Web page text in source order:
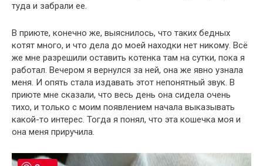
туда и забрали ее.
В приюте, конечно же, выяснилось, что таких бедных
котят много, и что дела до моей находки нет никому. Всё
же мне разрешили оставить котенка там на сутки, пока я
работал. Вечером я вернулся за ней, она же явно узнала
меня. И опять стала издавать этот непонятный звук. В
приюте мне сказали, что весь день она сидела очень
тихо, и только с моим появлением начала выказывать
какой-то интерес. Тогда я понял, что эта кошечка моя и
она меня приручила.